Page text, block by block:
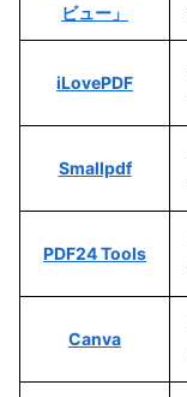
ビュー」
iLovePDF
Smallpdf
PDF24 Tools
Canva